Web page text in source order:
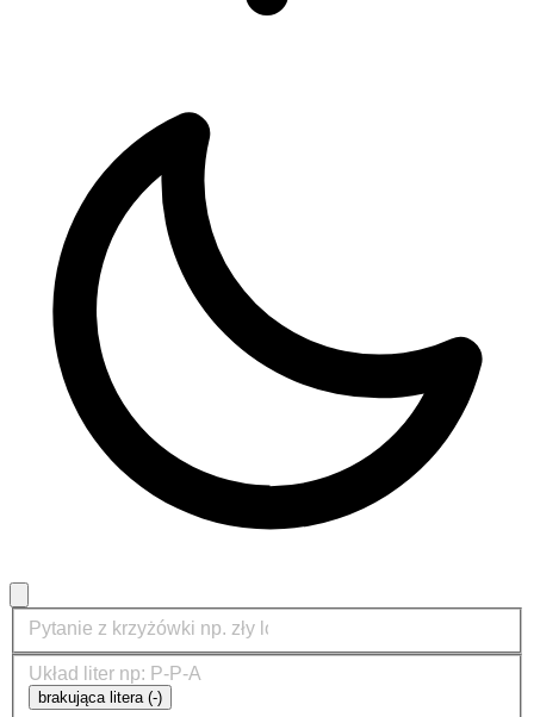
brakująca litera (-)